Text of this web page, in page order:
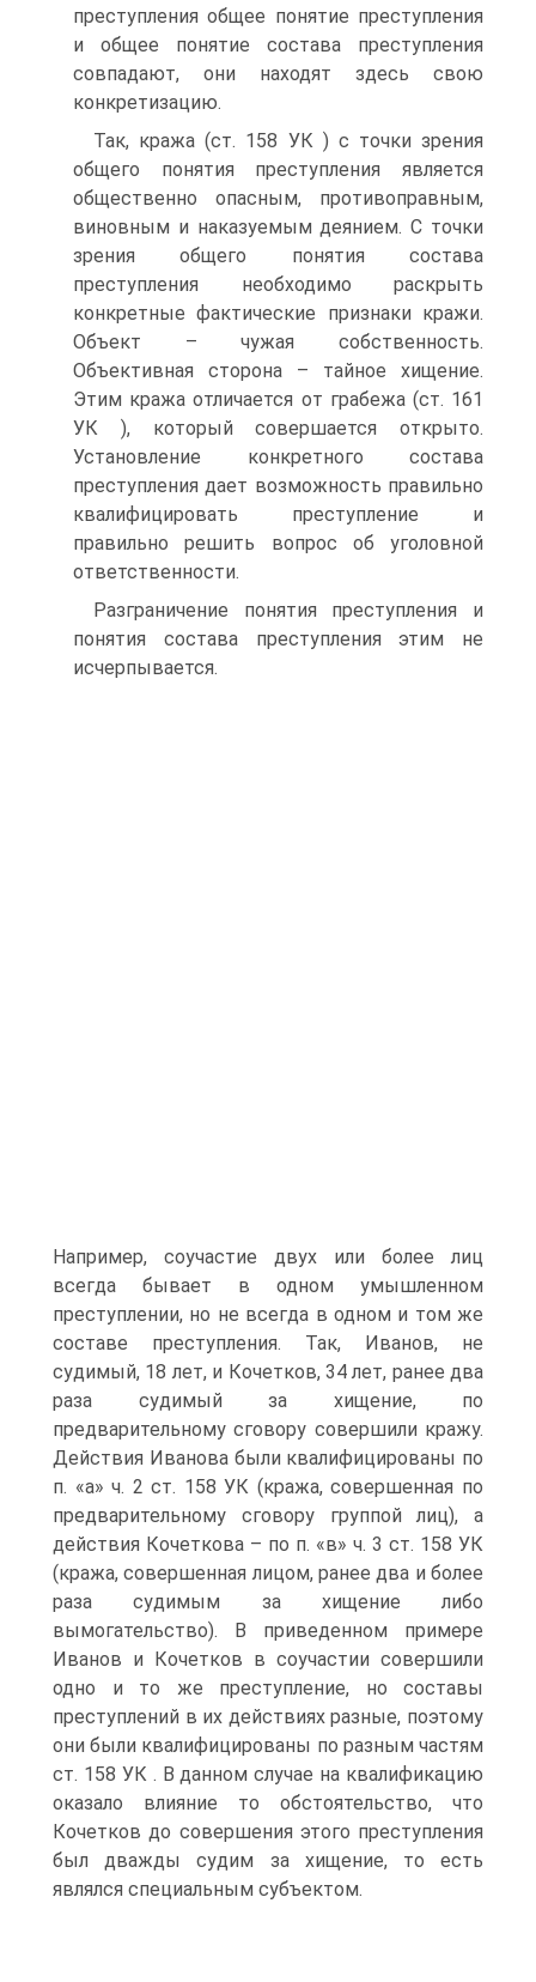
преступления общее понятие преступления
и общее понятие состава преступления
совпадают, они находят здесь свою
конкретизацию.
Так, кража (ст. 158 УК ) с точки зрения
общего понятия преступления является
общественно опасным, противоправным,
виновным и наказуемым деянием. С точки
зрения общего понятия состава
преступления необходимо раскрыть
конкретные фактические признаки кражи.
Объект – чужая собственность.
Объективная сторона – тайное хищение.
Этим кража отличается от грабежа (ст. 161
УК ), который совершается открыто.
Установление конкретного состава
преступления дает возможность правильно
квалифицировать преступление и
правильно решить вопрос об уголовной
ответственности.
Разграничение понятия преступления и
понятия состава преступления этим не
исчерпывается.
Например, соучастие двух или более лиц
всегда бывает в одном умышленном
преступлении, но не всегда в одном и том же
составе преступления. Так, Иванов, не
судимый, 18 лет, и Кочетков, 34 лет, ранее два
раза судимый за хищение, по
предварительному сговору совершили кражу.
Действия Иванова были квалифицированы по
п. «а» ч. 2 ст. 158 УК (кража, совершенная по
предварительному сговору группой лиц), а
действия Кочеткова – по п. «в» ч. 3 ст. 158 УК
(кража, совершенная лицом, ранее два и более
раза судимым за хищение либо
вымогательство). В приведенном примере
Иванов и Кочетков в соучастии совершили
одно и то же преступление, но составы
преступлений в их действиях разные, поэтому
они были квалифицированы по разным частям
ст. 158 УК . В данном случае на квалификацию
оказало влияние то обстоятельство, что
Кочетков до совершения этого преступления
был дважды судим за хищение, то есть
являлся специальным субъектом.